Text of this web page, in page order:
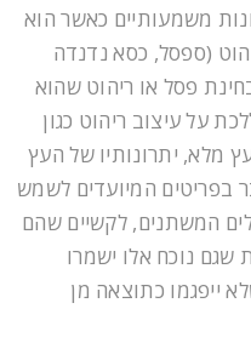
משמעותיים כאשר הוא
(ספסל, כסא נדנדה
פסל או ריהוט שהוא
על עיצוב ריהוט כגון
מלא, יתרונותיו של העץ
בפריטים המיועדים לשמש
המשתנים, לקשיים שהם
נוכח אלו ישמרו
ייפגמו כתוצאה מן